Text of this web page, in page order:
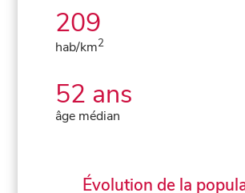
209
hab/km2
52 ans
âge médian
Évolution de la